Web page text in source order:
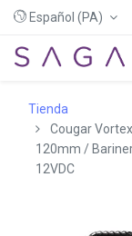
Español (PA)
Tienda
Cougar
120mm /
12VDC